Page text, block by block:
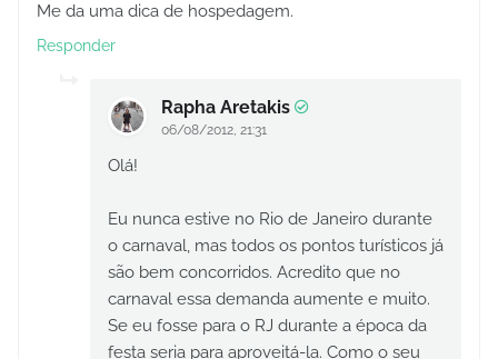
Me da uma dica de hospedagem.
Responder
Rapha Aretakis
06/08/2012, 21:31
Olá!
Eu nunca estive no Rio de Janeiro durante
o carnaval, mas todos os pontos turísticos já
são bem concorridos. Acredito que no
carnaval essa demanda aumente e muito.
Se eu fosse para o RJ durante a época da
festa seria para aproveitá-la. Como o seu